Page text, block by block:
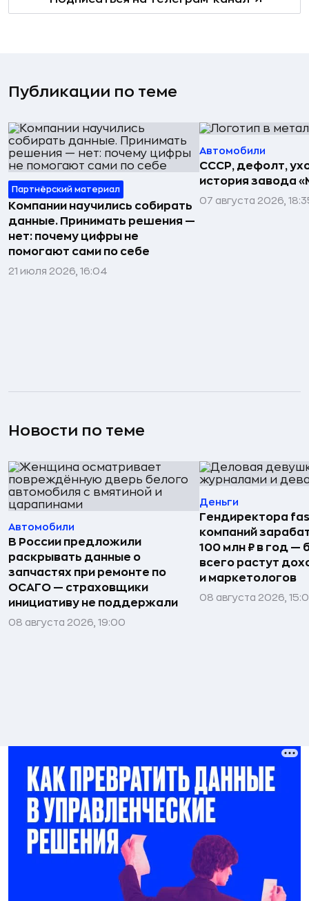
Публикации по теме
Партнёрский материал
Компании научились собирать
данные. Принимать решения —
нет: почему цифры не
помогают сами по себе
21 июля 2026, 16:04
Автомобили
СССР, дефолт,
история завода
07 августа 2026,
Новости по теме
Автомобили
В России предложили
раскрывать данные о
запчастях при ремонте по
ОСАГО — страховщики
инициативу не поддержали
08 августа 2026, 19:00
Деньги
Гендиректора
компаний
100 млн ₽ в год —
всего растут
и маркетологов
08 августа 2026,